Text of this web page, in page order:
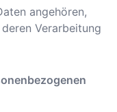
angehören,
Verarbeitung